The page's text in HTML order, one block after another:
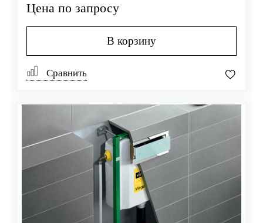
Цена по запросу
В корзину
Сравнить